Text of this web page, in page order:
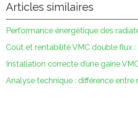
Articles similaires
Performance énergétique des
Coût et rentabilité VMC double flux
Installation correcte d’une gaine
Analyse technique : différence